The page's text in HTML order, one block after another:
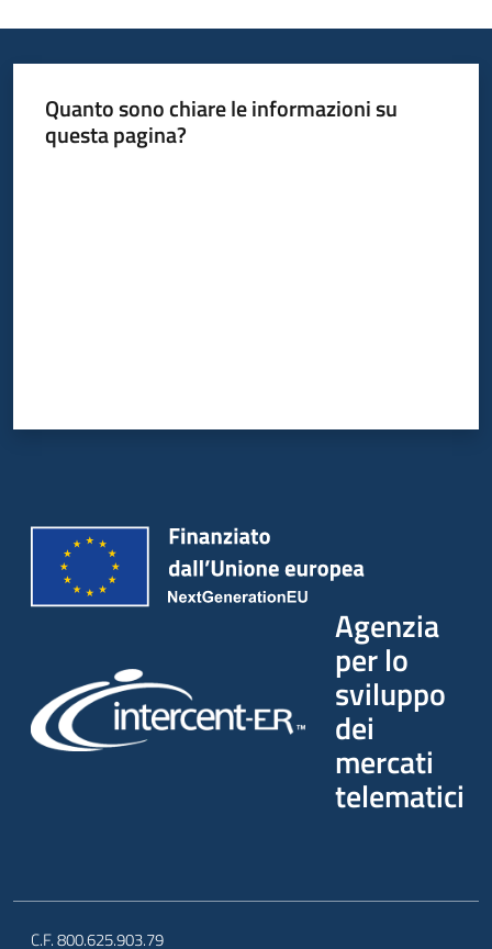
Quanto sono chiare le informazioni su
questa pagina?
Agenzia
per lo
sviluppo
dei
mercati
telematici
C.F. 800.625.903.79